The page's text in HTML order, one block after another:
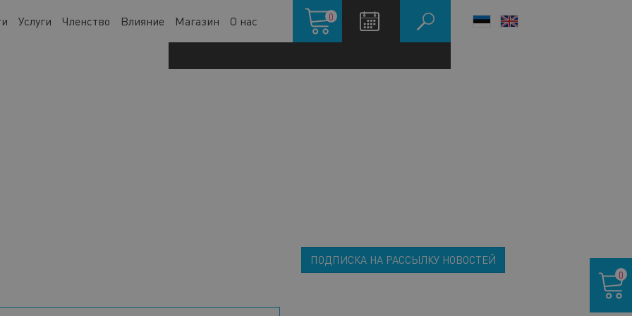
Услуги Членство Влияние Магазин О нас
Корзина
0
LANGUAGE
Корзина
0
ПОДПИСКА НА РАССЫЛКУ НОВОСТЕЙ